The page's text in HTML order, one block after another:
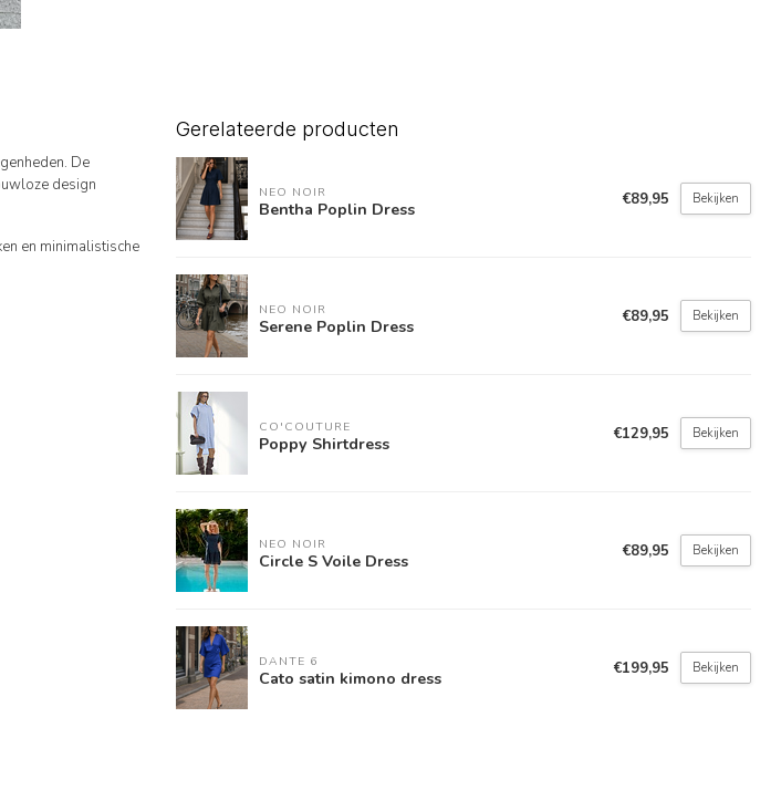
De
design
en minimalistische
Gerelateerde producten
NEO NOIR
Bentha Poplin Dress €89,95 Bekijken
NEO NOIR
Serene Poplin Dress €89,95 Bekijken
CO'COUTURE
Poppy Shirtdress €129,95 Bekijken
NEO NOIR
Circle S Voile Dress €89,95 Bekijken
DANTE 6
Cato satin kimono dress €199,95 Bekijken